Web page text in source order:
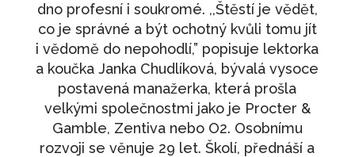
dno profesní i soukromé. ,,Štěstí je vědět,
co je správné a být ochotný kvůli tomu jít
i vědomě do nepohodlí,” popisuje lektorka
a koučka Janka Chudlíková, bývalá vysoce
postavená manažerka, která prošla
velkými společnostmi jako je Procter &
Gamble, Zentiva nebo O2. Osobnímu
rozvoji se věnuje 29 let. Školí, přednáší a
Dárkový voucher - 1000
1 000Kč + PŘIDAT
Jak se mít rád
890Kč + PŘIDAT
Znovu vzhůru